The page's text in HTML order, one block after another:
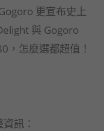
更宣布史上
與 Gogoro
，怎麼選都超值！
訊：